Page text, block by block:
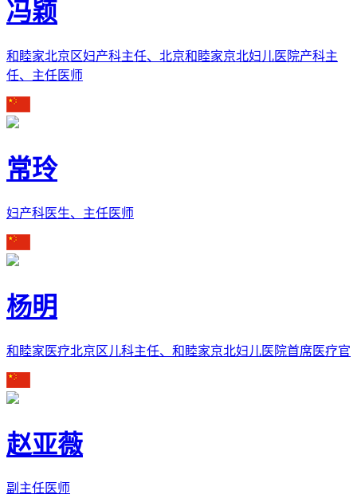
冯颖
和睦家北京区妇产科主任、北京和睦家京北妇儿医院产科主
任、主任医师
常玲
妇产科医生、主任医师
杨明
和睦家医疗北京区儿科主任、和睦家京北妇儿医院首席医疗官
赵亚薇
副主任医师